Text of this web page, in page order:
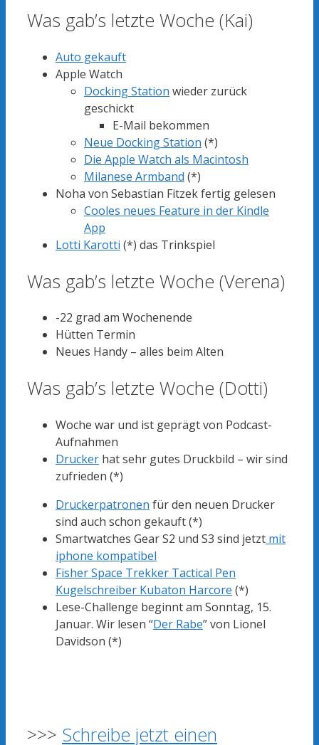
Was gab’s letzte Woche (Kai)
Auto gekauft
Apple Watch
Docking Station wieder zurück
geschickt
E-Mail bekommen
Neue Docking Station (*)
Die Apple Watch als Macintosh
Milanese Armband (*)
Noha von Sebastian Fitzek fertig gelesen
Cooles neues Feature in der Kindle
App
Lotti Karotti (*) das Trinkspiel
Was gab’s letzte Woche (Verena)
-22 grad am Wochenende
Hütten Termin
Neues Handy – alles beim Alten
Was gab’s letzte Woche (Dotti)
Woche war und ist geprägt von Podcast-
Aufnahmen
Drucker hat sehr gutes Druckbild – wir sind
zufrieden (*)
Druckerpatronen für den neuen Drucker
sind auch schon gekauft (*)
Smartwatches Gear S2 und S3 sind jetzt mit
iphone kompatibel
Fisher Space Trekker Tactical Pen
Kugelschreiber Kubaton Harcore (*)
Lese-Challenge beginnt am Sonntag, 15.
Januar. Wir lesen “Der Rabe” von Lionel
Davidson (*)
>>> Schreibe jetzt einen